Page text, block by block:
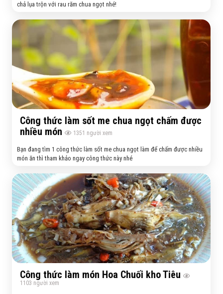
chả lụa trộn với rau răm chua ngọt nhé!
Công thức làm sốt me chua ngọt chấm được
nhiều món
1351 người xem
Bạn đang tìm 1 công thức làm sốt me chua ngọt làm để chấm được nhiều
món ăn thì tham khảo ngay công thức này nhé
Công thức làm món Hoa Chuối kho Tiêu
1103 người xem